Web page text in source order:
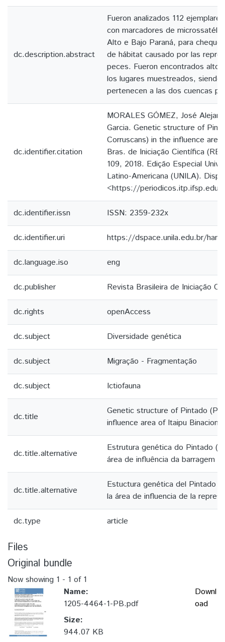
dc.description.abstract
Fueron analizados 112
con marcadores de
Alto e Bajo Paraná, para
de hábitat causado por las
peces. Fueron encontrados
los lugares muestreados,
pertenecen a las dos cuencas
dc.identifier.citation
MORALES GÓMEZ, José
Garcia. Genetic structure of
Corruscans) in the influence
Bras. de Iniciação Científica
109, 2018. Edição Especial
Latino-Americana (UNILA).
<https://
dc.identifier.issn ISSN: 2359-232x
dc.identifier.uri https://dspace.unila.edu.br/
dc.language.iso eng
dc.publisher Revista Brasileira de Iniciação
dc.rights openAccess
dc.subject Diversidade genética
dc.subject Migração - Fragmentação
dc.subject Ictiofauna
dc.title
Genetic structure of Pintado
influence area of Itaipu
dc.title.alternative
Estrutura genética do Pintado
área de influência da barragem
dc.title.alternative
Estuctura genética del Pintado
la área de influencia de la
dc.type article
Files
Original bundle
Now showing 1 - 1 of 1
Name:
1205-4464-1-PB.pdf
Size:
944.07 KB
Downl
oad